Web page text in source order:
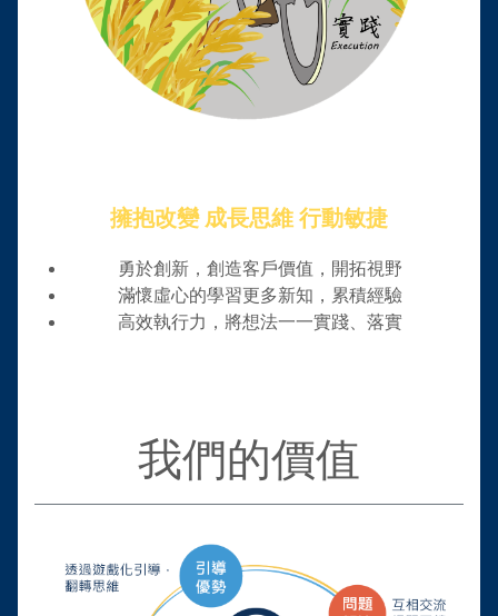
擁抱改變 成長思維 行動敏捷
勇於創新，創造客戶價值，開拓視野
滿懷虛心的學習更多新知，累積經驗
高效執行力，將想法一一實踐、落實
我們的價值